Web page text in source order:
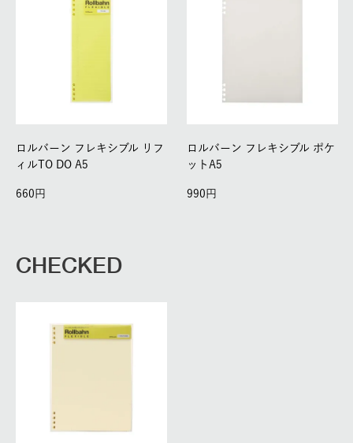
ロルバーン フレキシブル リフ
ィルTO DO A5
660
ロルバーン フレキシブル ポケ
ットA5
990
CHECKED